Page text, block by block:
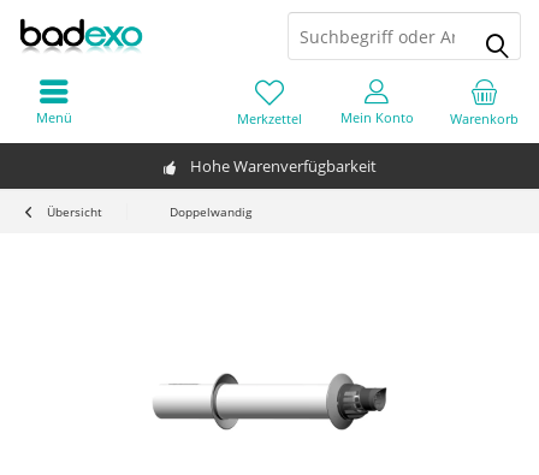
Hohe Warenverfügbarkeit
Warenkorb
Merkzettel Mein Konto
Menü
Übersicht Doppelwandig